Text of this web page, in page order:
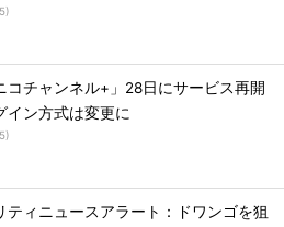
)
コチャンネル+」28日にサービス再開
ン方式は変更に
)
ティニュースアラート：ドワンゴを狙